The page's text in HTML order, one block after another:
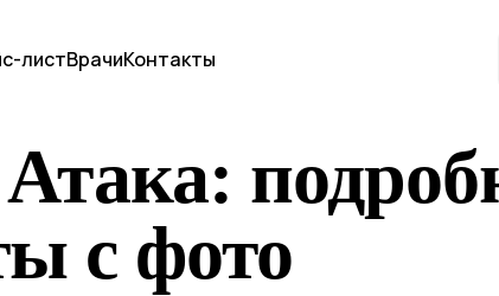
листВрачиКонтакты
с фото